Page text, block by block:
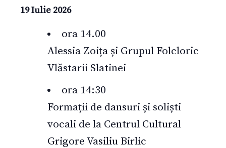
19 Iulie 2026
ora 14.00
Alessia Zoița și Grupul Folcloric
Vlăstarii Slatinei
ora 14:30
Formații de dansuri și soliști
vocali de la Centrul Cultural
Grigore Vasiliu Birlic